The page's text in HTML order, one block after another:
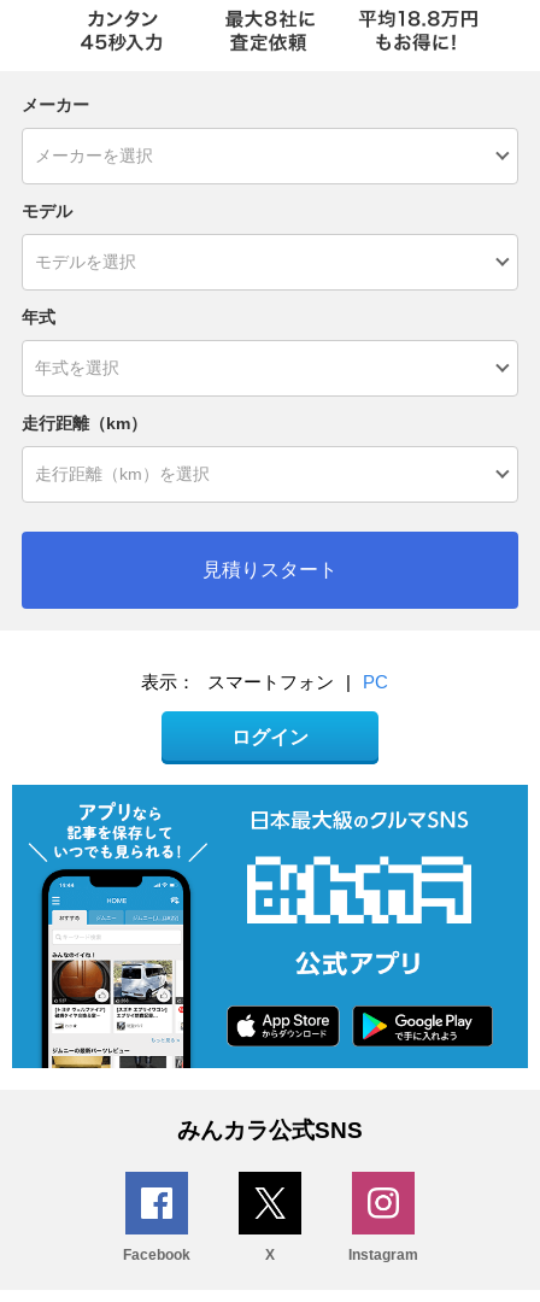
メーカー
モデル
年式
走行距離（km）
見積りスタート
表示： スマートフォン | PC
ログイン
みんカラ公式SNS
Facebook X Instagram